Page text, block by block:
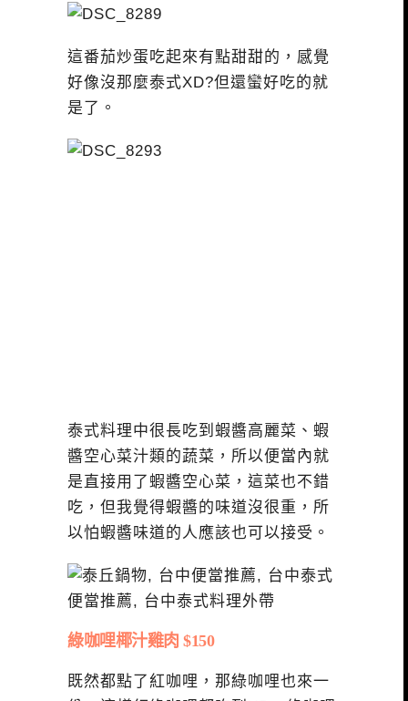
這番茄炒蛋吃起來有點甜甜的，感覺
好像沒那麼泰式XD?但還蠻好吃的就
是了。
泰式料理中很長吃到蝦醬高麗菜、蝦
醬空心菜汁類的蔬菜，所以便當內就
是直接用了蝦醬空心菜，這菜也不錯
吃，但我覺得蝦醬的味道沒很重，所
以怕蝦醬味道的人應該也可以接受。
綠咖哩椰汁雞肉 $150
既然都點了紅咖哩，那綠咖哩也來一